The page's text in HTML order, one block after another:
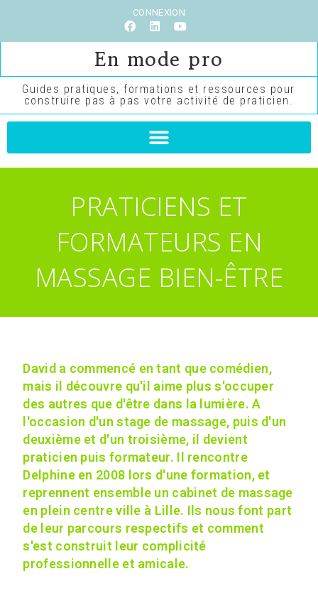
CONNEXION
En mode pro
Guides pratiques, formations et ressources pour
construire pas à pas votre activité de praticien.
PRATICIENS ET
FORMATEURS EN
MASSAGE BIEN-ÊTRE
David a commencé en tant que comédien,
mais il découvre qu'il aime plus s'occuper
des autres que d'être dans la lumière. A
l'occasion d'un stage de massage, puis d'un
deuxième et d'un troisième, il devient
praticien puis formateur. Il rencontre
Delphine en 2008 lors d'une formation, et
reprennent ensemble un cabinet de massage
en plein centre ville à Lille. Ils nous font part
de leur parcours respectifs et comment
s'est construit leur complicité
professionnelle et amicale.